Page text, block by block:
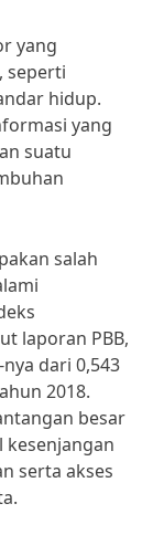
yang
seperti
hidup.
yang
suatu
salah
laporan PBB,
dari 0,543
2018.
besar
kesenjangan
serta akses